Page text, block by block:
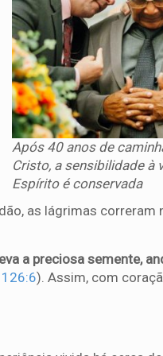
Após 40 anos de
Cristo, a sensibilidade à
Espírito é conservada
as lágrimas correram
a preciosa semente,
126:6). Assim, com